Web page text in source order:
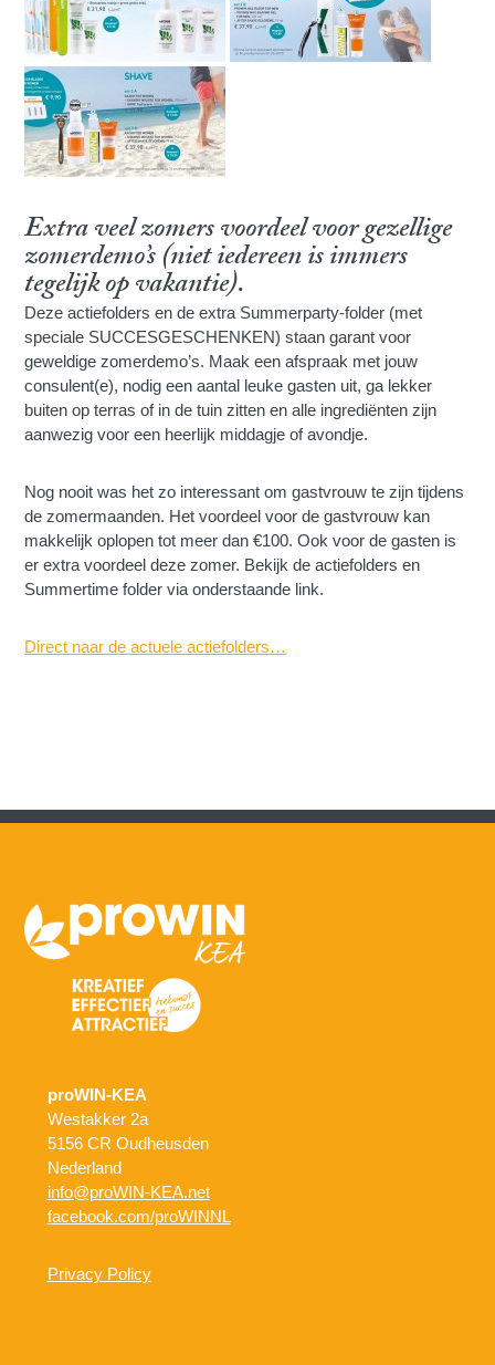
Extra veel zomers voordeel voor gezellige
zomerdemo’s (niet iedereen is immers
tegelijk op vakantie).
Deze actiefolders en de extra Summerparty-folder (met
speciale SUCCESGESCHENKEN) staan garant voor
geweldige zomerdemo’s. Maak een afspraak met jouw
consulent(e), nodig een aantal leuke gasten uit, ga lekker
buiten op terras of in de tuin zitten en alle ingrediënten zijn
aanwezig voor een heerlijk middagje of avondje.
Nog nooit was het zo interessant om gastvrouw te zijn tijdens
de zomermaanden. Het voordeel voor de gastvrouw kan
makkelijk oplopen tot meer dan €100. Ook voor de gasten is
er extra voordeel deze zomer. Bekijk de actiefolders en
Summertime folder via onderstaande link.
Direct naar de actuele actiefolders…
proWIN-KEA
Westakker 2a
5156 CR Oudheusden
Nederland
info@proWIN-KEA.net
facebook.com/proWINNL
Privacy Policy